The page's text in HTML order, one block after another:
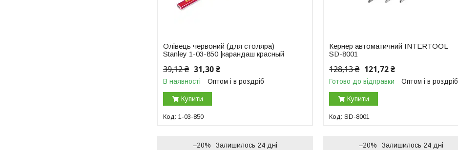
Олівець червоний (для столяра)
Stanley 1-03-850 |карандаш красный
39,12 ₴ 31,30 ₴
В наявності Оптом і в роздріб
Купити
1-03-850
Кернер автоматичний INTERTOOL
SD-8001
128,13 ₴ 121,72 ₴
Готово до відправки Оптом і в роздріб
Купити
SD-8001
–20% Залишилось 24 дні –20% Залишилось 24 дні